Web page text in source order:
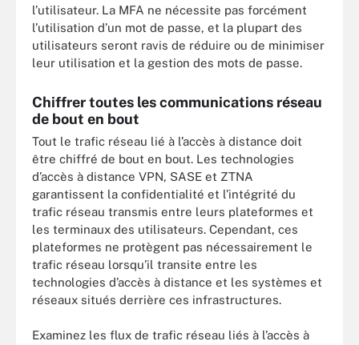
l’utilisateur. La MFA ne nécessite pas forcément
l’utilisation d’un mot de passe, et la plupart des
utilisateurs seront ravis de réduire ou de minimiser
leur utilisation et la gestion des mots de passe.
Chiffrer toutes les communications réseau
de bout en bout
Tout le trafic réseau lié à l’accès à distance doit
être chiffré de bout en bout. Les technologies
d’accès à distance VPN, SASE et ZTNA
garantissent la confidentialité et l’intégrité du
trafic réseau transmis entre leurs plateformes et
les terminaux des utilisateurs. Cependant, ces
plateformes ne protègent pas nécessairement le
trafic réseau lorsqu’il transite entre les
technologies d’accès à distance et les systèmes et
réseaux situés derrière ces infrastructures.
Examinez les flux de trafic réseau liés à l’accès à